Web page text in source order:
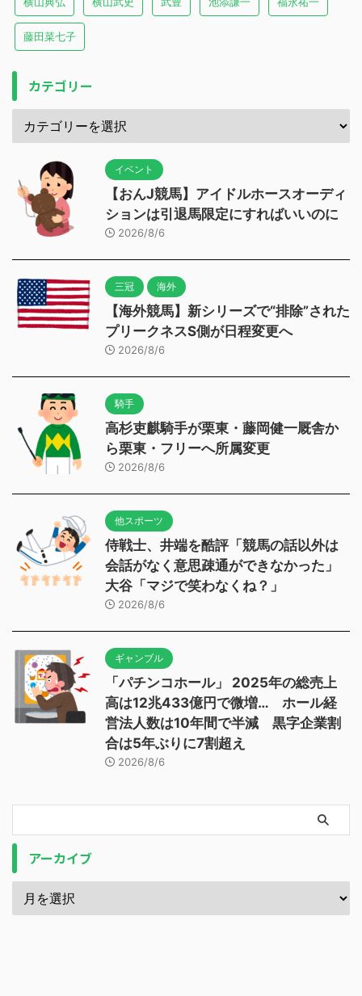
藤田菜七子
カテゴリー
イベント
【おんJ競馬】アイドルホースオーディ
ションは引退馬限定にすればいいのに
2026/8/6
三冠 海外
【海外競馬】新シリーズで“排除”された
プリークネスS側が日程変更へ
2026/8/6
騎手
高杉吏麒騎手が栗東・藤岡健一厩舎か
ら栗東・フリーへ所属変更
2026/8/6
他スポーツ
侍戦士、井端を酷評「競馬の話以外は
会話がなく意思疎通ができなかった」
大谷「マジで笑わなくね？」
2026/8/6
ギャンブル
「パチンコホール」 2025年の総売上
高は12兆433億円で微増… ホール経
営法人数は10年間で半減 黒字企業割
合は5年ぶりに7割超え
2026/8/6
アーカイブ